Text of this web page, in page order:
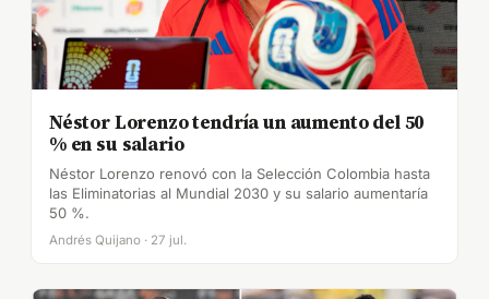
Néstor Lorenzo tendría un aumento del 50
% en su salario
Néstor Lorenzo renovó con la Selección Colombia hasta
las Eliminatorias al Mundial 2030 y su salario aumentaría
50 %.
Andrés Quijano · 27 jul.